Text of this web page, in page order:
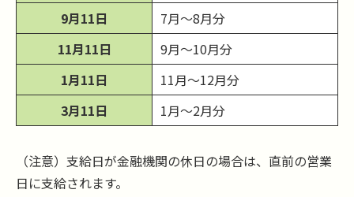
9月11日
7月～8月分
11月11日
9月～10月分
1月11日
11月～12月分
3月11日
1月～2月分
（注意）支給日が金融機関の休日の場合は、直前の営業
日に支給されます。